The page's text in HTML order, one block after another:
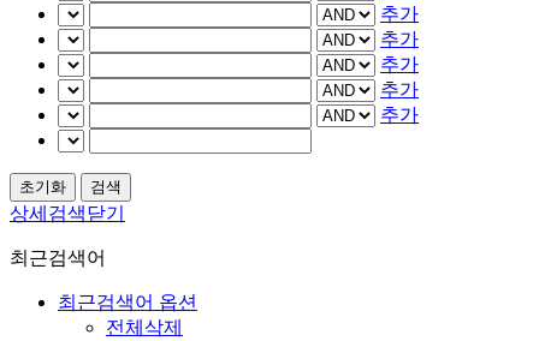
추가
추가
추가
추가
추가
상세검색닫기
최근검색어
최근검색어 옵션
전체삭제